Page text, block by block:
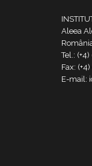
Aleea
Tel.:
Fax:
E-mail: